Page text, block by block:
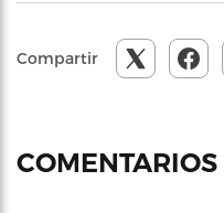
Compartir
COMENTARIOS